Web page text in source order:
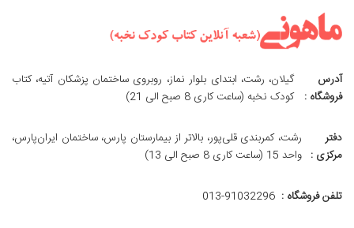
آدرس
فروشگاه :
گیلان، رشت، ابتدای بلوار نماز، روبروی ساختمان پزشکان آتیه، کتاب
کودک نخبه (ساعت کاری 8 صبح الی 21)
دفتر
مرکزی :
رشت، کمربندی قلی‌پور، بالاتر از بیمارستان پارس، ساختمان ایران‌پارس،
واحد 15 (ساعت کاری 8 صبح الی 13)
تلفن فروشگاه : 013-91032296